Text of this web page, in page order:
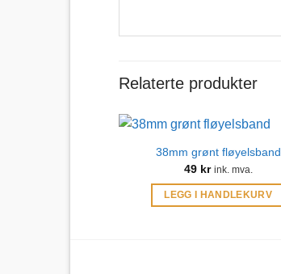
Relaterte produkter
38mm grønt fløyelsband
49 kr ink. mva.
LEGG I HANDLEKURV